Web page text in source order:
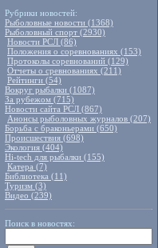
Рубрики новостей:
Рыболовные новости (1368)
Рыболовный спорт (2930)
Новости РСЛ (86)
Положения о соревнованиях (153)
Протоколы соревнований (129)
Отчеты о сревнованиях (211)
Рейтинги (54)
Вокруг рыбалки (1087)
За рубежом (715)
Новости сайта РСЛ (867)
Анонсы рыболовных журналов (207)
Борьба с браконьерами (650)
Происшествия (698)
Экология (404)
Hi-tech для рыбалки (155)
Катера (7)
Библиотека (11)
Туризм (3)
Видео (239)
Поиск в новостях: